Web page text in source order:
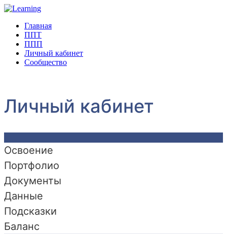
Главная
ППТ
ППП
Личный кабинет
Сообщество
Личный кабинет
Освоение
Портфолио
Документы
Данные
Подсказки
Баланс